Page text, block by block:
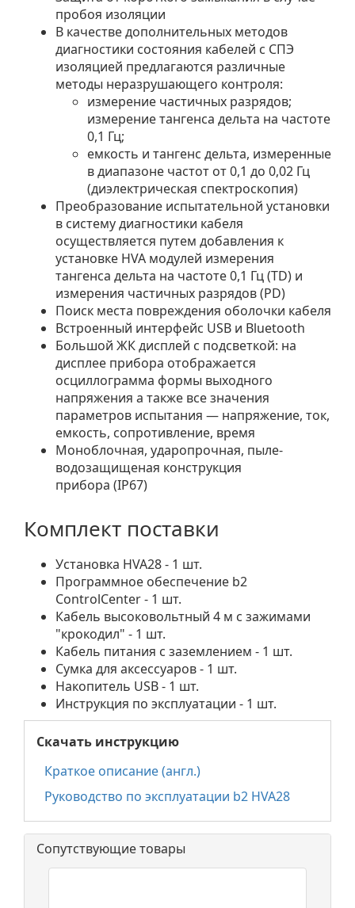
пробоя изоляции
В качестве дополнительных методов
диагностики состояния кабелей с СПЭ
изоляцией предлагаются различные
методы неразрушающего контроля:
измерение частичных разрядов;
измерение тангенса дельта на частоте
0,1 Гц;
емкость и тангенс дельта, измеренные
в диапазоне частот от 0,1 до 0,02 Гц
(диэлектрическая спектроскопия)
Преобразование испытательной установки
в систему диагностики кабеля
осуществляется путем добавления к
установке HVA модулей измерения
тангенса дельта на частоте 0,1 Гц (TD) и
измерения частичных разрядов (PD)
Поиск места повреждения оболочки кабеля
Встроенный интерфейс USB и Bluetooth
Большой ЖК дисплей с подсветкой: на
дисплее прибора отображается
осциллограмма формы выходного
напряжения а также все значения
параметров испытания — напряжение, ток,
емкость, сопротивление, время
Моноблочная, ударопрочная, пыле-
водозащищеная конструкция
прибора (IP67)
Комплект поставки
Установка HVA28 - 1 шт.
Программное обеспечение b2
ControlCenter - 1 шт.
Кабель высоковольтный 4 м с зажимами
"крокодил" - 1 шт.
Кабель питания с заземлением - 1 шт.
Сумка для аксессуаров - 1 шт.
Накопитель USB - 1 шт.
Инструкция по эксплуатации - 1 шт.
Скачать инструкцию
Краткое описание (англ.)
Руководство по эксплуатации b2 HVA28
Сопутствующие товары